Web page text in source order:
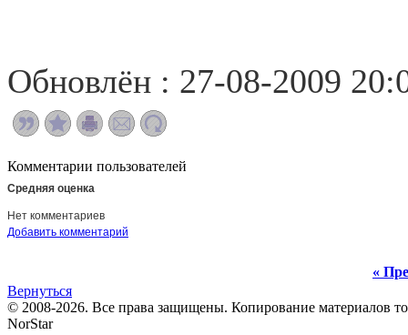
Обновлён : 27-08-2009
Комментарии пользователей
Средняя оценка
Нет комментариев
Добавить комментарий
«
Вернуться
© 2008-2026. Все права защищены. Копирование материалов
NorStar